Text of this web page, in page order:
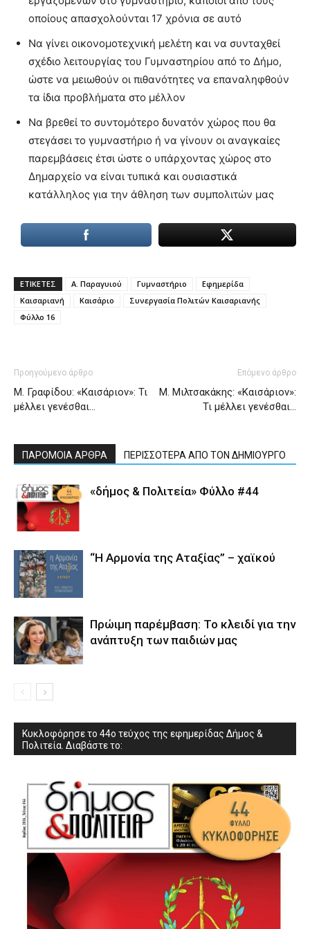
οποίους απασχολούνται 17 χρόνια σε αυτό
Να γίνει οικονομοτεχνική μελέτη και να συνταχθεί
σχέδιο λειτουργίας του Γυμναστηρίου από το Δήμο,
ώστε να μειωθούν οι πιθανότητες να επαναληφθούν
τα ίδια προβλήματα στο μέλλον
Να βρεθεί το συντομότερο δυνατόν χώρος που θα
στεγάσει το γυμναστήριο ή να γίνουν οι αναγκαίες
παρεμβάσεις έτσι ώστε ο υπάρχοντας χώρος στο
Δημαρχείο να είναι τυπικά και ουσιαστικά
κατάλληλος για την άθληση των συμπολιτών μας
ΕΤΙΚΕΤΕΣ Α. Παραγυιού Γυμναστήριο
Εφημερίδα
Καισαριανή
Καισάριο
Συνεργασία Πολιτών Καισαριανής
Φύλλο 16
Προηγούμενο άρθρο
Μ. Γραφίδου: «Καισάριον»: Τι
μέλλει γενέσθαι…
Επόμενο άρθρο
Μ. Μιλτσακάκης: «Καισάριον»:
Τι μέλλει γενέσθαι…
ΠΑΡΟΜΟΙΑ ΑΡΘΡΑ ΠΕΡΙΣΣΟΤΕΡΑ ΑΠΟ ΤΟΝ ΔΗΜΙΟΥΡΓΟ
«δήμος & Πολιτεία» Φύλλο #44
“Η Αρμονία της Αταξίας” – χαϊκού
Πρώιμη παρέμβαση: Το κλειδί για την
ανάπτυξη των παιδιών µας
Κυκλοφόρησε το 44ο τεύχος της εφημερίδας Δήμος &
Πολιτεία. Διαβάστε το: